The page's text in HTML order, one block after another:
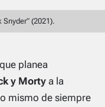
(2021).
planea
y Morty a la
mismo de siempre